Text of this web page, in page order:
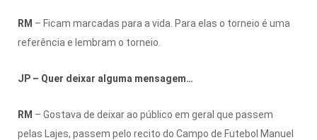
RM – Ficam marcadas para a vida. Para elas o torneio é uma
referência e lembram o torneio.
JP – Quer deixar alguma mensagem…
RM – Gostava de deixar ao público em geral que passem
pelas Lajes, passem pelo recito do Campo de Futebol Manuel